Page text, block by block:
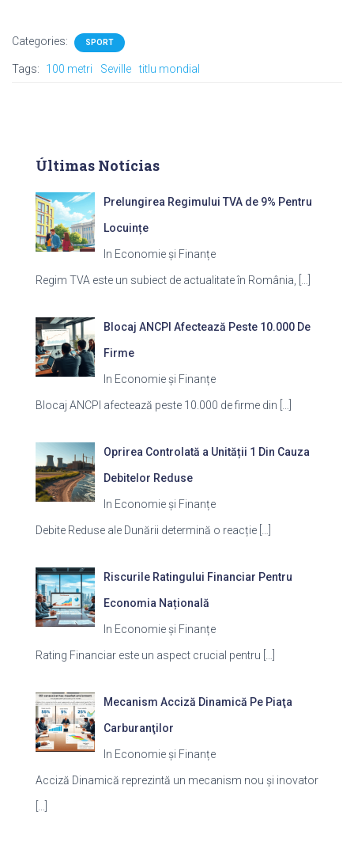
Categories: SPORT
Tags: 100 metri Seville titlu mondial
Últimas Notícias
Prelungirea Regimului TVA de 9% Pentru
Locuințe
In Economie și Finanțe
Regim TVA este un subiect de actualitate în România,
Blocaj ANCPI Afectează Peste 10.000 De
Firme
In Economie și Finanțe
Blocaj ANCPI afectează peste 10.000 de firme din
Oprirea Controlată a Unității 1 Din Cauza
Debitelor Reduse
In Economie și Finanțe
Debite Reduse ale Dunării determină o reacție
Riscurile Ratingului Financiar Pentru
Economia Națională
In Economie și Finanțe
Rating Financiar este un aspect crucial pentru
Mecanism Acciză Dinamică Pe Piaţa
Carburanţilor
In Economie și Finanțe
Acciză Dinamică reprezintă un mecanism nou și inovator